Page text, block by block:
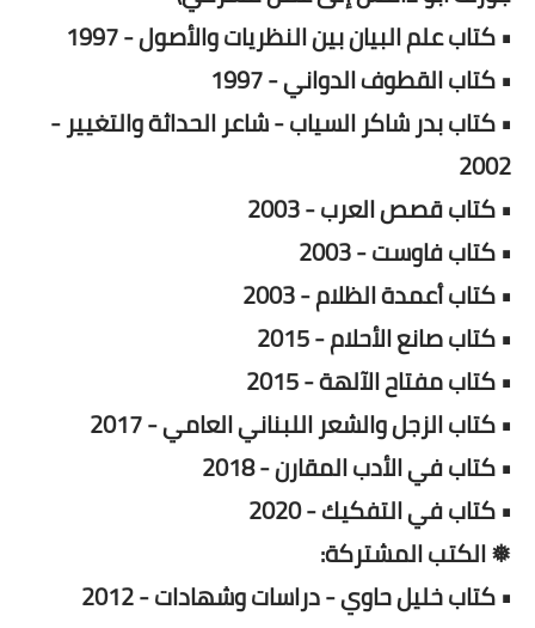
• كتاب علم البيان بين النظريات والأصول - 1997
• كتاب القطوف الدواني - 1997
• كتاب بدر شاكر السياب - شاعر الحداثة والتغيير -
2002
• كتاب قصص العرب - 2003
• كتاب فاوست - 2003
• كتاب أعمدة الظلام - 2003
• كتاب صانع الأحلام - 2015
• كتاب مفتاح الآلهة - 2015
• كتاب الزجل والشعر اللبناني العامي - 2017
• كتاب في الأدب المقارن - 2018
• كتاب في التفكيك - 2020
❅ الكتب المشتركة:
• كتاب خليل حاوي - دراسات وشهادات - 2012